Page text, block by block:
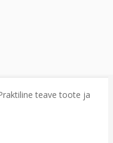
teave toote ja